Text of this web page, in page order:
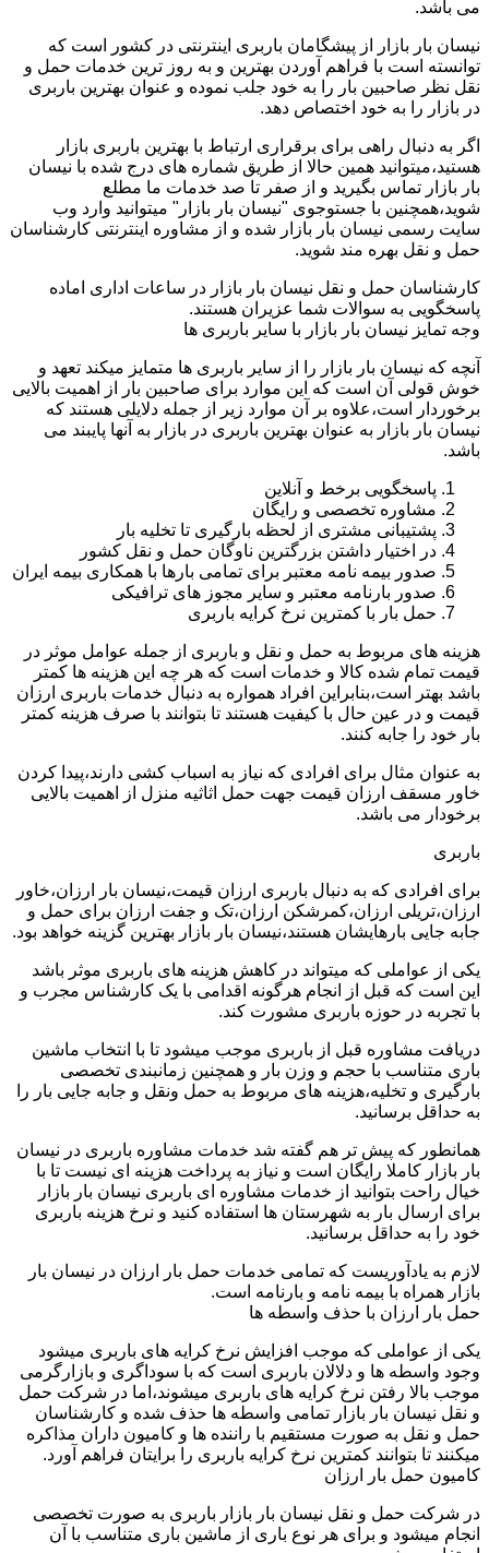
می باشد.
نیسان بار بازار از پیشگامان باربری اینترنتی در کشور است که
توانسته است با فراهم آوردن بهترین و به روز ترین خدمات حمل و
نقل نظر صاحبین بار را به خود جلب نموده و عنوان بهترین باربری
در بازار را به خود اختصاص دهد.
اگر به دنبال راهی برای برقراری ارتباط با بهترین باربری بازار
هستید،میتوانید همین حالا از طریق شماره های درج شده با نیسان
بار بازار تماس بگیرید و از صفر تا صد خدمات ما مطلع
شوید،همچنین با جستوجوی "نیسان بار بازار" میتوانید وارد وب
سایت رسمی نیسان بار بازار شده و از مشاوره اینترنتی کارشناسان
حمل و نقل بهره مند شوید.
کارشناسان حمل و نقل نیسان بار بازار در ساعات اداری اماده
پاسخگویی به سوالات شما عزیران هستند.
وجه تمایز نیسان بار بازار با سایر باربری ها
آنچه که نیسان بار بازار را از سایر باربری ها متمایز میکند تعهد و
خوش قولی آن است که این موارد برای صاحبین بار از اهمیت بالایی
برخوردار است،علاوه بر آن موارد زیر از جمله دلایلی هستند که
نیسان بار بازار به عنوان بهترین باربری در بازار به آنها پایبند می
باشد.
پاسخگویی برخط و آنلاین
مشاوره تخصصی و رایگان
پشتیبانی مشتری از لحظه بارگیری تا تخلیه بار
در اختیار داشتن بزرگترین ناوگان حمل و نقل کشور
صدور بیمه نامه معتبر برای تمامی بارها با همکاری بیمه ایران
صدور بارنامه معتبر و سایر مجوز های ترافیکی
حمل بار با کمترین نرخ کرایه باربری
هزینه های مربوط به حمل و نقل و باربری از جمله عوامل موثر در
قیمت تمام شده کالا و خدمات است که هر چه این هزینه ها کمتر
باشد بهتر است،بنابراین افراد همواره به دنبال خدمات باربری ارزان
قیمت و در عین حال با کیفیت هستند تا بتوانند با صرف هزینه کمتر
بار خود را جابه کنند.
به عنوان مثال برای افرادی که نیاز به اسباب کشی دارند،پیدا کردن
خاور مسقف ارزان قیمت جهت حمل اثاثیه منزل از اهمیت بالایی
برخودار می باشد.
باربری
برای افرادی که به دنبال باربری ارزان قیمت،نیسان بار ارزان،خاور
ارزان،تریلی ارزان،کمرشکن ارزان،تک و جفت ارزان برای حمل و
جابه جایی بارهایشان هستند،نیسان بار بازار بهترین گزینه خواهد بود.
یکی از عواملی که میتواند در کاهش هزینه های باربری موثر باشد
این است که قبل از انجام هرگونه اقدامی با یک کارشناس مجرب و
با تجربه در حوزه باربری مشورت کند.
دریافت مشاوره قبل از باربری موجب میشود تا با انتخاب ماشین
باری متناسب با حجم و وزن بار و همچنین زمانبندی تخصصی
بارگیری و تخلیه،هزینه های مربوط به حمل ونقل و جابه جایی بار را
به حداقل برسانید.
همانطور که پیش تر هم گفته شد خدمات مشاوره باربری در نیسان
بار بازار کاملا رایگان است و نیاز به پرداخت هزینه ای نیست تا با
خیال راحت بتوانید از خدمات مشاوره ای باربری نیسان بار بازار
برای ارسال بار به شهرستان ها استفاده کنید و نرخ هزینه باربری
خود را به حداقل برسانید.
لازم به یادآوریست که تمامی خدمات حمل بار ارزان در نیسان بار
بازار همراه با بیمه نامه و بارنامه است.
حمل بار ارزان با حذف واسطه ها
یکی از عواملی که موجب افزایش نرخ کرایه های باربری میشود
وجود واسطه ها و دلالان باربری است که با سوداگری و بازارگرمی
موجب بالا رفتن نرخ کرایه های باربری میشوند،اما در شرکت حمل
و نقل نیسان بار بازار تمامی واسطه ها حذف شده و کارشناسان
حمل و نقل به صورت مستقیم با راننده ها و کامیون داران مذاکره
میکنند تا بتوانند کمترین نرخ کرایه باربری را برایتان فراهم آورد.
کامیون حمل بار ارزان
در شرکت حمل و نقل نیسان بار بازار باربری به صورت تخصصی
انجام میشود و برای هر نوع باری از ماشین باری متناسب با آن